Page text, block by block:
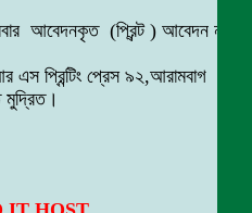
আবেদনকৃত (প্রিন্ট ) আবেদন নং
প্রিন্টিং প্রেস ৯২,আরামবাগ
মুদ্রিত।